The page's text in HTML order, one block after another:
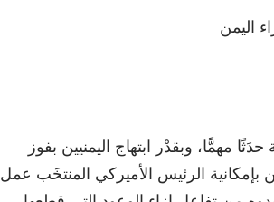
اليمن
مهمًّا، وبقدْر ابتهاج اليمنيين بفوز
بإمكانية الرئيس الأميركي المنتخَب عمل